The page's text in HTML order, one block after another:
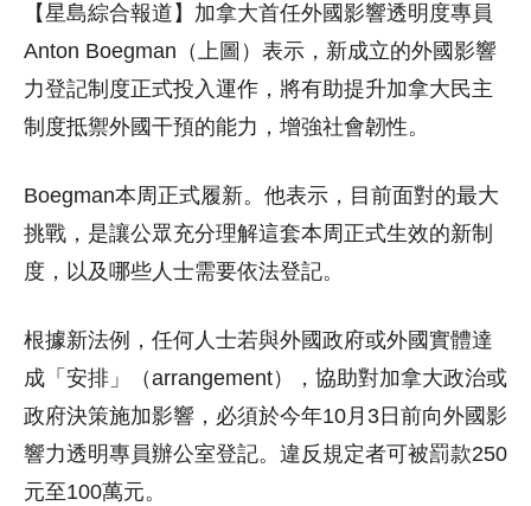
【星島綜合報道】加拿大首任外國影響透明度專員
Anton Boegman（上圖）表示，新成立的外國影響
力登記制度正式投入運作，將有助提升加拿大民主
制度抵禦外國干預的能力，增強社會韌性。
Boegman本周正式履新。他表示，目前面對的最大
挑戰，是讓公眾充分理解這套本周正式生效的新制
度，以及哪些人士需要依法登記。
根據新法例，任何人士若與外國政府或外國實體達
成「安排」（arrangement），協助對加拿大政治或
政府決策施加影響，必須於今年10月3日前向外國影
響力透明專員辦公室登記。違反規定者可被罰款250
元至100萬元。